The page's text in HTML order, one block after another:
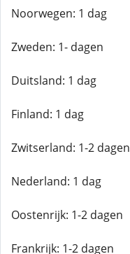
Noorwegen: 1 dag
Zweden: 1- dagen
Duitsland: 1 dag
Finland: 1 dag
Zwitserland: 1-2 dagen
Nederland: 1 dag
Oostenrijk: 1-2 dagen
Frankrijk: 1-2 dagen